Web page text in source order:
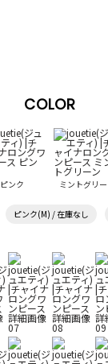
COLOR
ピンク ミントグリ
ピンク(M) / 在庫なし